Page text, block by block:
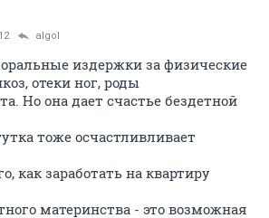
algol
издержки за физические
отеки ног, роды
Но она дает счастье бездетной
тоже осчастливливает
как заработать на квартиру
материнства - это возможная